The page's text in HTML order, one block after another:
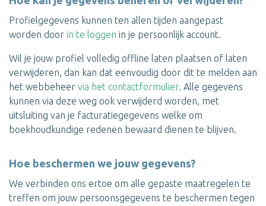
Profielgegevens kunnen ten allen tijden aangepast
worden door in te loggen in je persoonlijk account.
Wil je jouw profiel volledig offline laten plaatsen of laten
verwijderen, dan kan dat eenvoudig door dit te melden aan
het webbeheer via het contactformulier. Alle gegevens
kunnen via deze weg ook verwijderd worden, met
uitsluiting van je facturatiegegevens welke om
boekhoudkundige redenen bewaard dienen te blijven.
Hoe beschermen we jouw gegevens?
We verbinden ons ertoe om alle gepaste maatregelen te
treffen om jouw persoonsgegevens te beschermen tegen